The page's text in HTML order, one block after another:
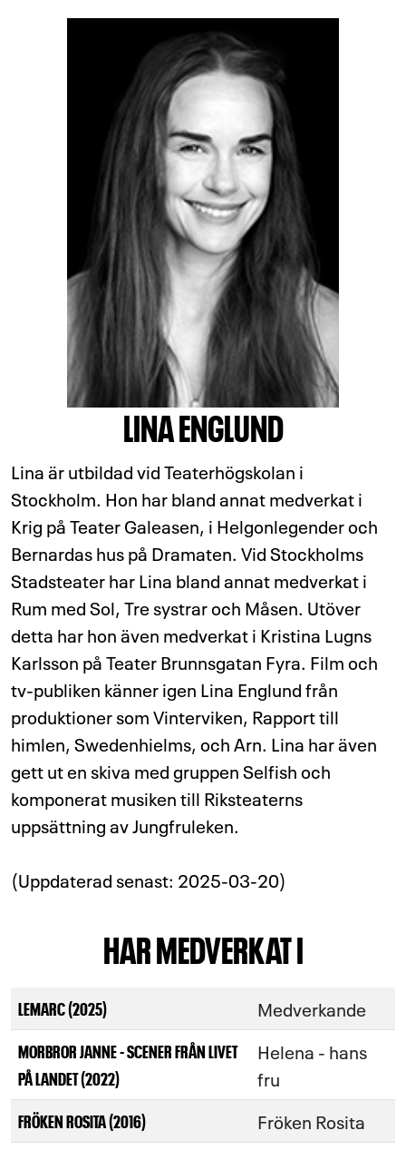
LINA ENGLUND
Lina är utbildad vid Teaterhögskolan i
Stockholm. Hon har bland annat medverkat i
Krig på Teater Galeasen, i Helgonlegender och
Bernardas hus på Dramaten. Vid Stockholms
Stadsteater har Lina bland annat medverkat i
Rum med Sol, Tre systrar och Måsen. Utöver
detta har hon även medverkat i Kristina Lugns
Karlsson på Teater Brunnsgatan Fyra. Film och
tv-publiken känner igen Lina Englund från
produktioner som Vinterviken, Rapport till
himlen, Swedenhielms, och Arn. Lina har även
gett ut en skiva med gruppen Selfish och
komponerat musiken till Riksteaterns
uppsättning av Jungfruleken.
(Uppdaterad senast: 2025-03-20)
HAR MEDVERKAT I
LEMARC (2025) Medverkande
MORBROR JANNE - SCENER FRÅN LIVET
PÅ LANDET (2022)
Helena - hans
fru
FRÖKEN ROSITA (2016) Fröken Rosita